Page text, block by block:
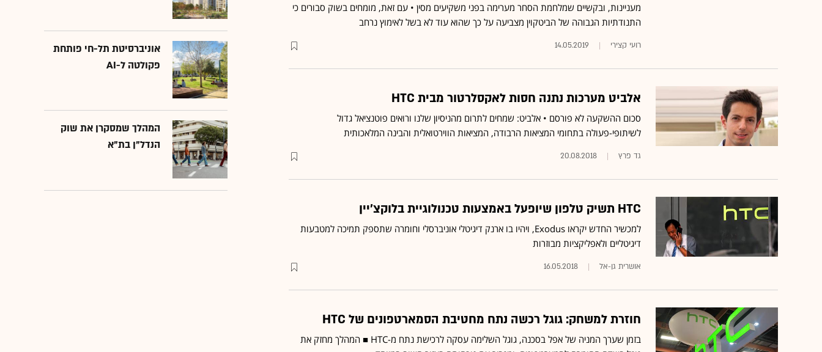
מעניינות, ובקשיים שמלחמת הסחר מערימה בפני משקיעים מסין • עם זאת, מומחים בשוק סבורים כי
התנודתיות הגבוהה של הביטקוין מצביעה על כך שהוא עוד לא בשל לאימוץ נרחב
רועי קצירי 14.05.2019
אלביט מערכות נתנה חסות לאקסלרטור מבית HTC
סכום ההשקעה לא פורסם • אלביט: שמחים לתרום מהניסיון שלנו ורואים פוטנציאל גדול
לשיתופי-פעולה בתחומי המציאות הרבודה, המציאות הווירטואלית והבינה המלאכותית
גד פרץ 20.08.2018
HTC תשיק טלפון שיופעל באמצעות טכנולוגיית בלוקצ'יין
למכשיר החדש יקראו Exodus, ויהיו בו ארנק דיגיטלי אוניברסלי וחומרה שתספק תמיכה למטבעות
דיגיטליים ולאפליקציות מבוזרות
אושרית גן-אל 16.05.2018
חוזרת למשחק: גוגל רכשה נתח מחטיבת הסמארטפונים של HTC
בזמן שערך המניה של אפל בסכנה, גוגל השלימה עסקה לרכישת נתח מ-HTC ■ המהלך מחזק את
אוניברסיטת תל-חי פותחת
פקולטה ל-AI
המהלך שמסקרן את שוק
הנדל"ן בת"א